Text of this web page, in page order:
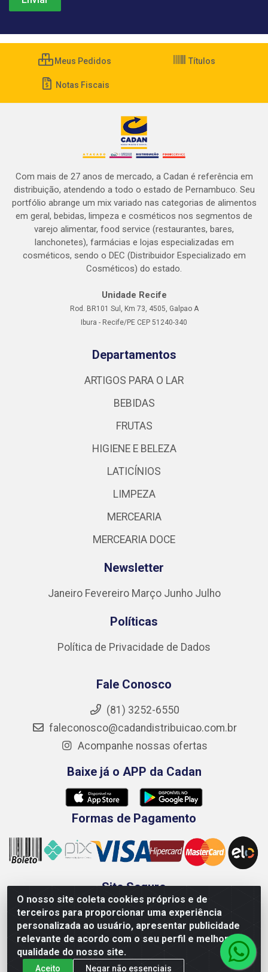
O nosso site coleta cookies próprios e de
terceiros para proporcionar uma experiência
personalizada ao usuário, apresentar publicidade
relevante de acordo com o seu perfil e melhorar a
qualidade do nosso site.
Aceito Negar não essenciais
Meus Pedidos Títulos
Notas Fiscais
Com mais de 27 anos de mercado, a Cadan é referência em
distribuição, atendendo a todo o estado de Pernambuco. Seu
portfólio abrange um mix variado nas categorias de alimentos
em geral, bebidas, limpeza e cosméticos nos segmentos de
varejo alimentar, food service (restaurantes, bares,
lanchonetes), farmácias e lojas especializadas em
cosméticos, sendo o DEC (Distribuidor Especializado em
Cosméticos) do estado.
Unidade Recife
Rod. BR101 Sul, Km 73, 4505, Galpao A
Ibura - Recife/PE CEP 51240-340
Departamentos
ARTIGOS PARA O LAR
BEBIDAS
FRUTAS
HIGIENE E BELEZA
LATICÍNIOS
LIMPEZA
MERCEARIA
MERCEARIA DOCE
Newsletter
Janeiro Fevereiro Março Junho Julho
Políticas
Política de Privacidade de Dados
Fale Conosco
(81) 3252-6550
faleconosco@cadandistribuicao.com.br
Acompanhe nossas ofertas
Baixe já o APP da Cadan
Formas de Pagamento
Site Seguro